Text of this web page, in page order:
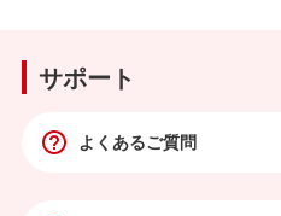
サポート
よくあるご質問